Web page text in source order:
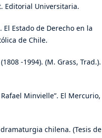
Editorial Universitaria.
El Estado de Derecho en la
de Chile.
-1994). (M. Grass, Trad.).
Minvielle”. El Mercurio,
chilena. (Tesis de